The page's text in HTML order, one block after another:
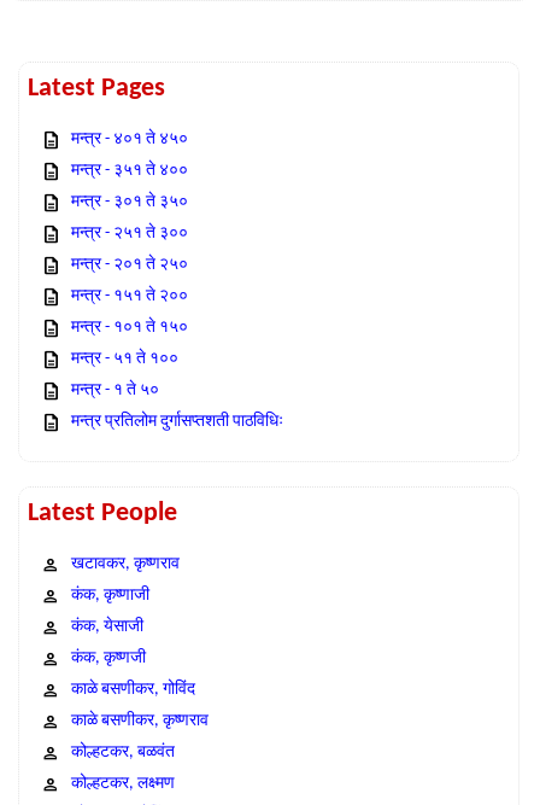
Latest Pages
मन्त्र - ४०१ ते ४५०
मन्त्र - ३५१ ते ४००
मन्त्र - ३०१ ते ३५०
मन्त्र - २५१ ते ३००
मन्त्र - २०१ ते २५०
मन्त्र - १५१ ते २००
मन्त्र - १०१ ते १५०
मन्त्र - ५१ ते १००
मन्त्र - १ ते ५०
मन्त्र प्रतिलोम दुर्गासप्तशती पाठविधिः
Latest People
खटावकर, कृष्णराव
कंक, कृष्णाजी
कंक, येसाजी
कंक, कृष्णजी
काळे बसणीकर, गोविंद
काळे बसणीकर, कृष्णराव
कोल्हटकर, बळवंत
कोल्हटकर, लक्ष्मण